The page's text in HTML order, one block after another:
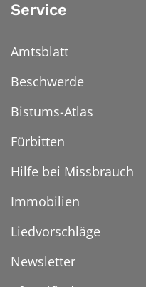
Service
Amtsblatt
Beschwerde
Bistums-Atlas
Fürbitten
Hilfe bei Missbrauch
Immobilien
Liedvorschläge
Newsletter